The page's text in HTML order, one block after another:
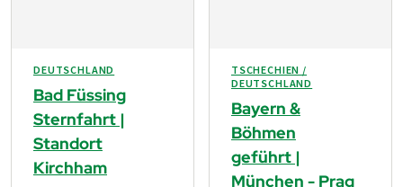
DEUTSCHLAND
Bad Füssing
Sternfahrt |
Standort
Kirchham
TSCHECHIEN /
DEUTSCHLAND
Bayern &
Böhmen
geführt |
München - Prag